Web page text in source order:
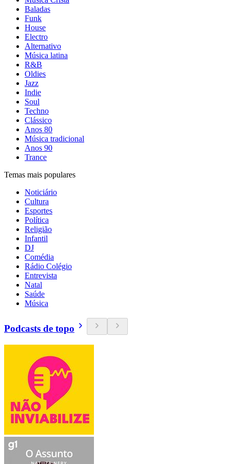
Baladas
Funk
House
Electro
Alternativo
Música latina
R&B
Oldies
Jazz
Indie
Soul
Techno
Clássico
Anos 80
Música tradicional
Anos 90
Trance
Temas mais populares
Noticiário
Cultura
Esportes
Política
Religião
Infantil
DJ
Comédia
Rádio Colégio
Entrevista
Natal
Saúde
Música
Podcasts de topo